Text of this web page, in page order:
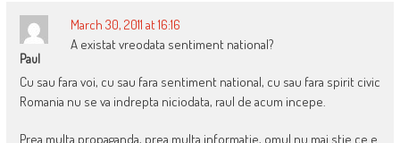
Paul
March 30, 2011 at 16:16
A existat vreodata sentiment national?
Cu sau fara voi, cu sau fara sentiment national, cu sau fara spirit civic
Romania nu se va indrepta niciodata, raul de acum incepe.
Prea multa propaganda, prea multa informatie, omul nu mai stie ce e